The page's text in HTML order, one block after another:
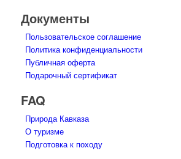
Документы
Пользовательское соглашение
Политика конфиденциальности
Публичная оферта
Подарочный сертификат
FAQ
Природа Кавказа
О туризме
Подготовка к походу